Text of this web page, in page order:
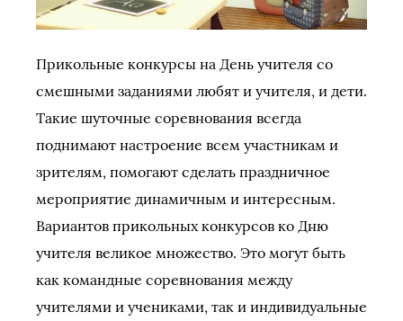
Прикольные конкурсы на День учителя со
смешными заданиями любят и учителя, и дети.
Такие шуточные соревнования всегда
поднимают настроение всем участникам и
зрителям, помогают сделать праздничное
мероприятие динамичным и интересным.
Вариантов прикольных конкурсов ко Дню
учителя великое множество. Это могут быть
как командные соревнования между
учителями и учениками, так и индивидуальные